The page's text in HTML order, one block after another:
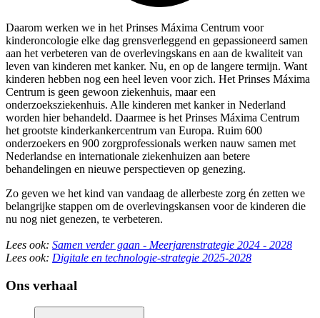
Daarom werken we in het Prinses Máxima Centrum voor
kinderoncologie elke dag grensverleggend en gepassioneerd samen
aan het verbeteren van de overlevingskans en aan de kwaliteit van
leven van kinderen met kanker. Nu, en op de langere termijn. Want
kinderen hebben nog een heel leven voor zich. Het Prinses Máxima
Centrum is geen gewoon ziekenhuis, maar een
onderzoeksziekenhuis. Alle kinderen met kanker in Nederland
worden hier behandeld. Daarmee is het Prinses Máxima Centrum
het grootste kinderkankercentrum van Europa. Ruim 600
onderzoekers en 900 zorgprofessionals werken nauw samen met
Nederlandse en internationale ziekenhuizen aan betere
behandelingen en nieuwe perspectieven op genezing.
Zo geven we het kind van vandaag de allerbeste zorg én zetten we
belangrijke stappen om de overlevingskansen voor de kinderen die
nu nog niet genezen, te verbeteren.
Lees ook: Samen verder gaan - Meerjarenstrategie 2024 - 2028
Lees ook: Digitale en technologie-strategie 2025-2028
Ons verhaal